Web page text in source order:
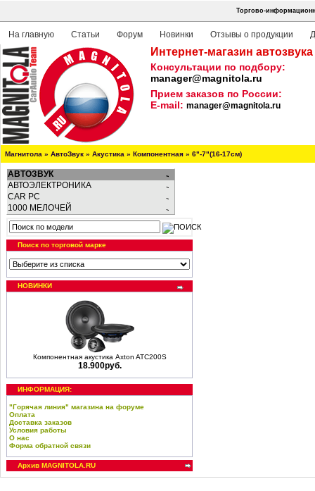
Торгово-
На главную Статьи Форум Новинки Отзывы о продукции
Интернет-магазин
Консультации по подбору:
manager@magnitola.ru
Прием заказов по России:
E-mail: manager@magnitola.ru
Магнитола » АвтоЗвук » Акустика » Компонентная » 6"-7"(16-17см)
АВТОЗВУК
АВТОЭЛЕКТРОНИКА
CAR PC
1000 МЕЛОЧЕЙ
Поиск по торговой марке
НОВИНКИ
Компонентная акустика Axton ATC200S
18.900руб.
ИНФОРМАЦИЯ:
"Горячая линия" магазина на форуме
Оплата
Доставка заказов
Условия работы
О нас
Форма обратной связи
Архив MAGNITOLA.RU